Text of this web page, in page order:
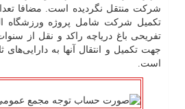
شرکت منتقل نگردیده است. مضافا
تکمیل شرکت شامل پروژه ورزشگاه
تفریحی باغ دریاچه راکد و نقل از
جهت تکمیل و انتقال آنها به
است.